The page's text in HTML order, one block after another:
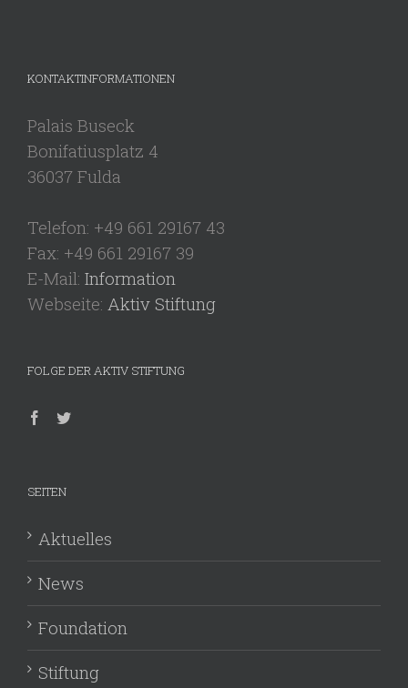
KONTAKTINFORMATIONEN
Palais Buseck
Bonifatiusplatz 4
36037 Fulda
Telefon: +49 661 29167 43
Fax: +49 661 29167 39
E-Mail: Information
Webseite: Aktiv Stiftung
FOLGE DER AKTIV STIFTUNG
SEITEN
Aktuelles
News
Foundation
Stiftung